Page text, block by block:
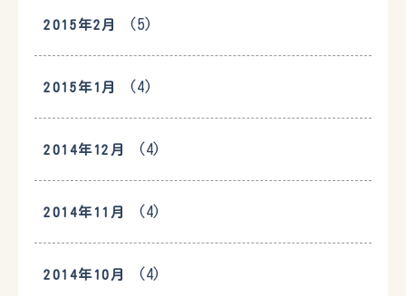
2015年2月 (5)
2015年1月 (4)
2014年12月 (4)
2014年11月 (4)
2014年10月 (4)